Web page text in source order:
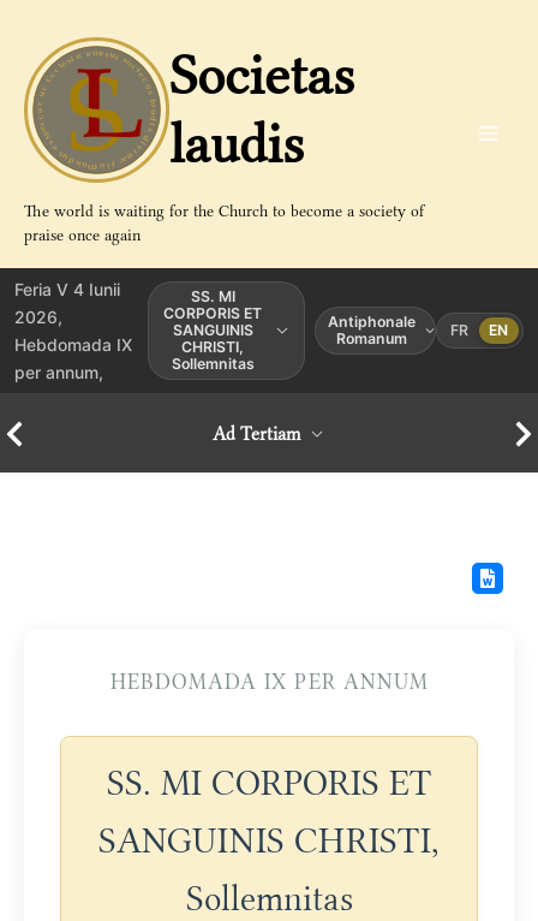
contenu
Societas
laudis
The world is waiting for the Church to become a society of
praise once again
Feria V 4 Iunii
2026,
Hebdomada IX
per annum,
SS. MI
CORPORIS ET
SANGUINIS
CHRISTI,
Sollemnitas
Antiphonale
Romanum
FR EN
Ad Tertiam
HEBDOMADA IX PER ANNUM
SS. MI CORPORIS ET
SANGUINIS CHRISTI,
Sollemnitas